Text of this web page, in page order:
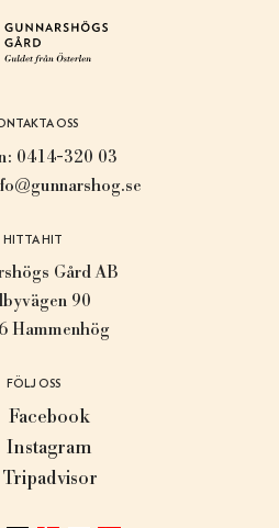
OSS
0414-320 03
HITTA HIT
Gård AB
90
Hammenhög
FÖLJ OSS
Facebook
Instagram
Tripadvisor